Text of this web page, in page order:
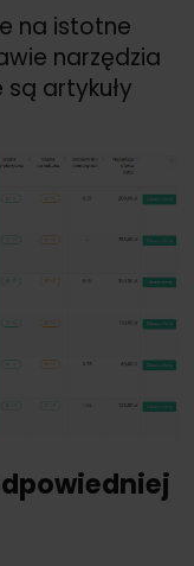
na istotne
narzędzia
artykuły